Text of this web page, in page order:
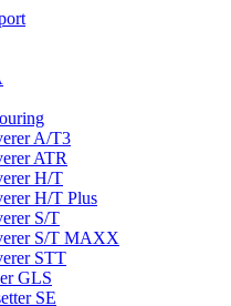
A/T3
ATR
H/T
H/T Plus
S/T
S/T MAXX
STT
GLS
SE